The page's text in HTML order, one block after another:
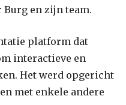
en zijn team.
platform dat
interactieve en
Het werd opgericht
met enkele andere